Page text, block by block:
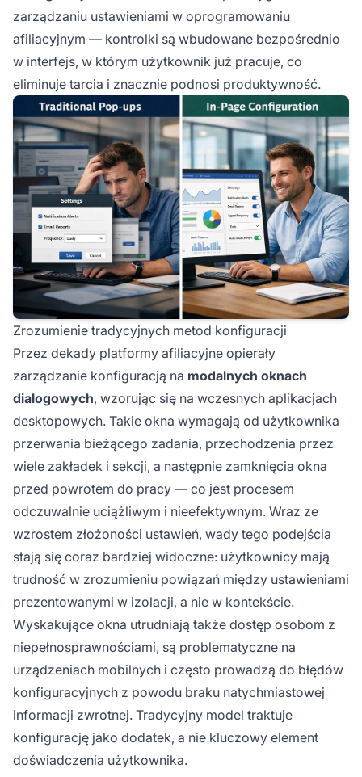
zarządzaniu ustawieniami w oprogramowaniu
afiliacyjnym — kontrolki są wbudowane bezpośrednio
w interfejs, w którym użytkownik już pracuje, co
eliminuje tarcia i znacznie podnosi produktywność.
Zrozumienie tradycyjnych metod konfiguracji
Przez dekady platformy afiliacyjne opierały
zarządzanie konfiguracją na modalnych oknach
dialogowych, wzorując się na wczesnych aplikacjach
desktopowych. Takie okna wymagają od użytkownika
przerwania bieżącego zadania, przechodzenia przez
wiele zakładek i sekcji, a następnie zamknięcia okna
przed powrotem do pracy — co jest procesem
odczuwalnie uciążliwym i nieefektywnym. Wraz ze
wzrostem złożoności ustawień, wady tego podejścia
stają się coraz bardziej widoczne: użytkownicy mają
trudność w zrozumieniu powiązań między ustawieniami
prezentowanymi w izolacji, a nie w kontekście.
Wyskakujące okna utrudniają także dostęp osobom z
niepełnosprawnościami, są problematyczne na
urządzeniach mobilnych i często prowadzą do błędów
konfiguracyjnych z powodu braku natychmiastowej
informacji zwrotnej. Tradycyjny model traktuje
konfigurację jako dodatek, a nie kluczowy element
doświadczenia użytkownika.